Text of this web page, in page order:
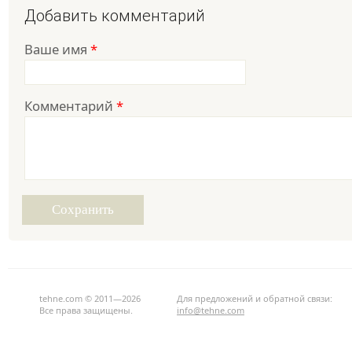
Добавить комментарий
Ваше имя *
Комментарий *
tehne.com © 2011—2026
Все права защищены.
Для предложений и обратной связи:
info@tehne.com